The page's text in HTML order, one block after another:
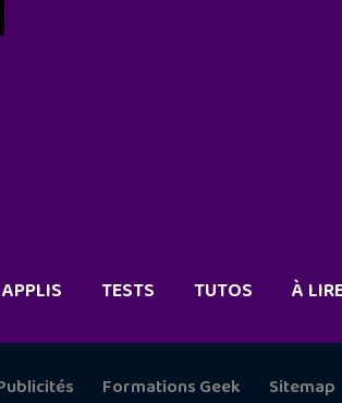
APPLIS TESTS TUTOS À
Formations Geek Sitemap